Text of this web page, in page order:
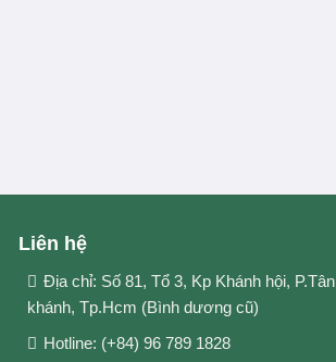
Liên hệ
Địa chỉ: Số 81, Tổ 3, Kp Khánh hội, P.Tân
khánh, Tp.Hcm (Bình dương cũ)
Hotline: (+84) 96 789 1828